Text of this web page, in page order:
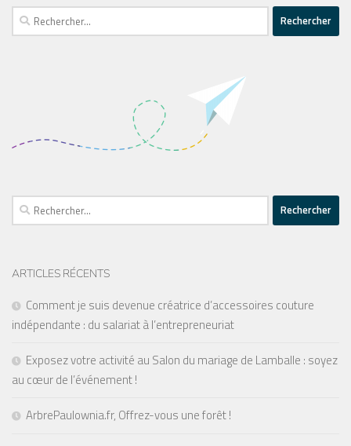
Rechercher :
Rechercher :
ARTICLES RÉCENTS
Comment je suis devenue créatrice d’accessoires couture
indépendante : du salariat à l’entrepreneuriat
Exposez votre activité au Salon du mariage de Lamballe : soyez
au cœur de l’événement !
ArbrePaulownia.fr, Offrez-vous une forêt !